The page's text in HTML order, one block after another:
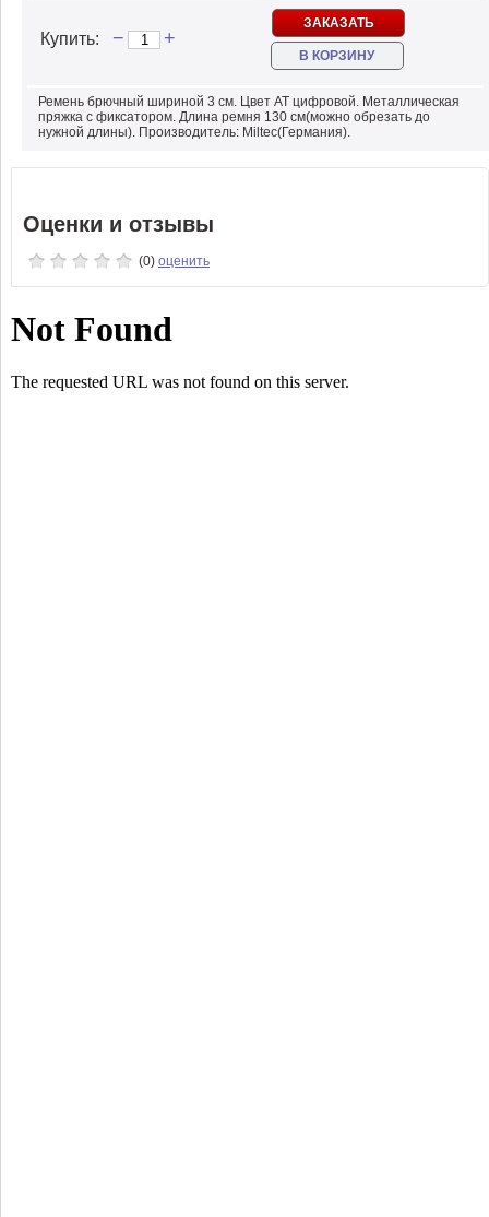
Купить: − +
ЗАКАЗАТЬ
В КОРЗИНУ
Ремень брючный шириной 3 см. Цвет АТ цифровой. Металлическая
пряжка с фиксатором. Длина ремня 130 см(можно обрезать до
нужной длины). Производитель: Miltec(Германия).
Оценки и отзывы
(0) оценить